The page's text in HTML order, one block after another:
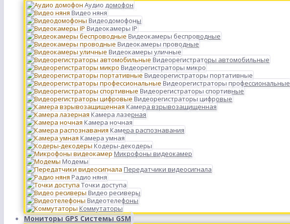
Аудио домофон
Видео няня
Видеодомофоны
Видеокамеры IP
Видеокамеры беспроводные
Видеокамеры проводные
Видеокамеры уличные
Видеорегистраторы автомобильные
Видеорегистраторы микро
Видеорегистраторы портативные
Видеорегистраторы профессиональные
Видеорегистраторы спортивные
Видеорегистраторы цифровые
Камера взрывозащищенная
Камера лазерная
Камера ночная
Камера распознавания
Камера умная
Кодеры-декодеры
Микрофоны видеокамер
Модемы
Передатчики видеосигнала
Радио няня
Точки доступа
Видео ресиверы
Видеотелефоны
Коммутаторы
Мониторы GPS Системы GSM